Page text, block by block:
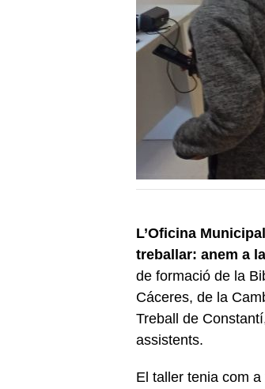
L’Oficina
treballar: anem a
de formació de la
Cáceres, de la
Treball de
assistents.
El taller tenia com